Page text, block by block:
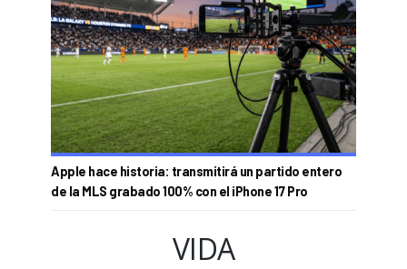
Apple hace historia: transmitirá un partido entero
de la MLS grabado 100% con el iPhone 17 Pro
VIDA